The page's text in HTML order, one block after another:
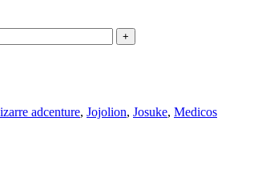
adcenture, Jojolion, Josuke, Medicos